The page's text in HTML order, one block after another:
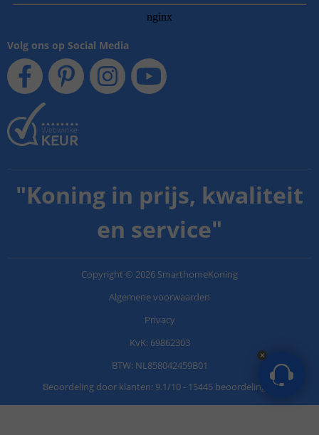
Volg ons op Social Media
"Koning in prijs, kwaliteit
en service"
Copyright © 2026 SmarthomeKoning
Algemene voorwaarden
Privacy
KvK: 69862303
BTW: NL858042459B01
Beoordeling door klanten: 9.1/10- 15445 beoordelingen